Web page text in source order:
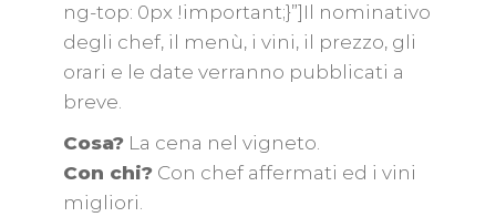
ng-top: 0px !important;}”]Il nominativo
degli chef, il menù, i vini, il prezzo, gli
orari e le date verranno pubblicati a
breve.
Cosa?La cena nel vigneto.
Con chi?Con chef affermati ed i vini
migliori.